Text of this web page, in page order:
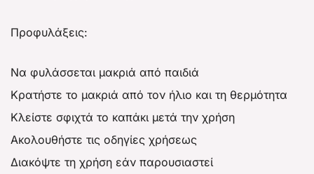
Προφυλάξεις:
Να φυλάσσεται μακριά από παιδιά
Κρατήστε το μακριά από τον ήλιο και τη θερμότητα
Κλείστε σφιχτά το καπάκι μετά την χρήση
Ακολουθήστε τις οδηγίες χρήσεως
Διακόψτε τη χρήση εάν παρουσιαστεί